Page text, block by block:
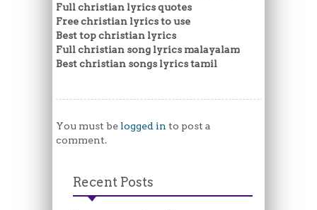
Full christian lyrics quotes
Free christian lyrics to use
Best top christian lyrics
Full christian song lyrics malayalam
Best christian songs lyrics tamil
You must be logged in to post a
comment.
Recent Posts